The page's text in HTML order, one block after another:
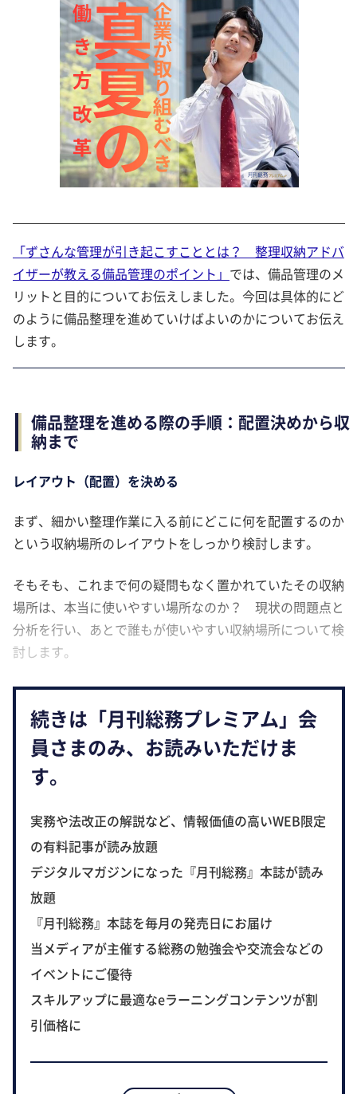
「ずさんな管理が引き起こすこととは？ 整理収納アドバ
イザーが教える備品管理のポイント」 では、備品管理のメ
リットと目的についてお伝えしました。今回は具体的にど
のように備品整理を進めていけばよいのかについてお伝え
します。
備品整理を進める際の手順：配置決めから収
納まで
レイアウト（配置）を決める
まず、細かい整理作業に入る前にどこに何を配置するのか
という収納場所のレイアウトをしっかり検討します。
そもそも、これまで何の疑問もなく置かれていたその収納
場所は、本当に使いやすい場所なのか？ 現状の問題点と
分析を行い、あとで誰もが使いやすい収納場所について検
討します。
続きは「月刊総務プレミアム」会
員さまのみ、お読みいただけま
す。
実務や法改正の解説など、情報価値の高いWEB限定
の有料記事が読み放題
デジタルマガジンになった『月刊総務』本誌が読み
放題
『月刊総務』本誌を毎月の発売日にお届け
当メディアが主催する総務の勉強会や交流会などの
イベントにご優待
スキルアップに最適なeラーニングコンテンツが割
引価格に